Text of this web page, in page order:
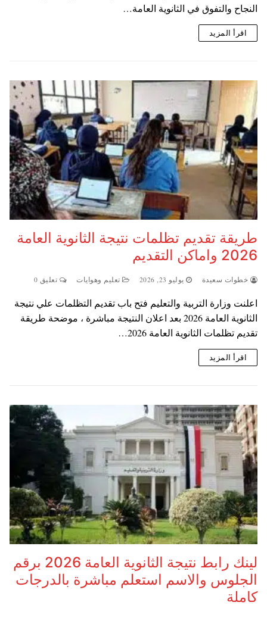
النجاح والتفوق في الثانوية العامة…
اقرأ المزيد
طريقة تقديم تظلمات نتيجة الثانوية العامة
2026 واماكن التقديم
خطوات سعيدة يوليو 23, 2026 تعليم وهوايات تعليق 0
اعلنت وزارة التربية والتعليم فتح باب تقديم التظلمات علي نتيجة
الثانوية العامة 2026 بعد اعلان النتيجة مباشرة ، موضحة طريقة
تقديم تظلمات الثانوية العامة 2026…
اقرأ المزيد
لينك رابط نتيجة الثانوية العامة 2026 برقم
الجلوس والاسم استعلم مباشرة بالدرجات
كاملة